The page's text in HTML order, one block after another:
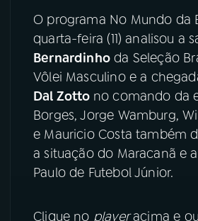
04PROGRAMAS
PODCASTS
06VIDEOCASTS
ÚLTIMAS
08 FESTIVAL DE MÚSICA
O programa No Mundo da
quarta-feira (11) analisou a
Bernardinhoda Seleção
Vôlei Masculino e a
Dal Zotto no comando da
Borges, Jorge Wamburg,
e Mauricio Costa também
a situação do Maracanã e
Paulo de Futebol Júnior.
Clique no playeracima e